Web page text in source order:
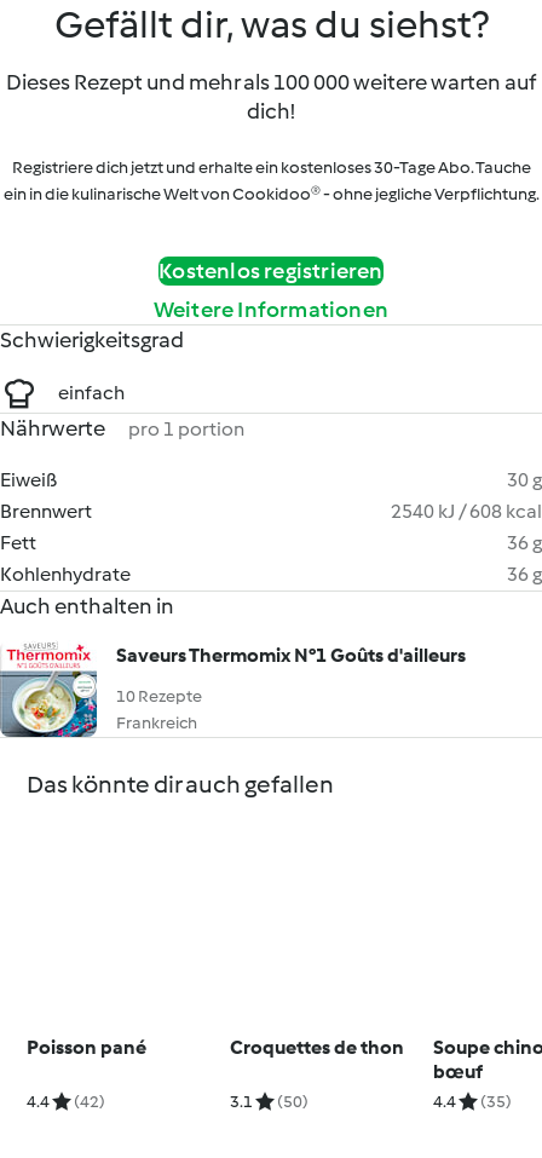
Gefällt dir, was du siehst?
Dieses Rezept und mehr als 100 000 weitere warten auf
dich!
Registriere dich jetzt und erhalte ein kostenloses 30-Tage Abo. Tauche
ein in die kulinarische Welt von Cookidoo® - ohne jegliche Verpflichtung.
Kostenlos registrieren
Weitere Informationen
Schwierigkeitsgrad
einfach
Nährwerte pro 1 portion
Eiweiß
30 g
Brennwert
2540 kJ / 608 kcal
Fett
36 g
Kohlenhydrate
36 g
Auch enthalten in
Saveurs Thermomix N°1 Goûts d'ailleurs
10 Rezepte
Frankreich
Das könnte dir auch gefallen
Poisson pané
4.4 (42)
Croquettes de thon
3.1 (50)
Soupe
bœuf
4.4 (35)